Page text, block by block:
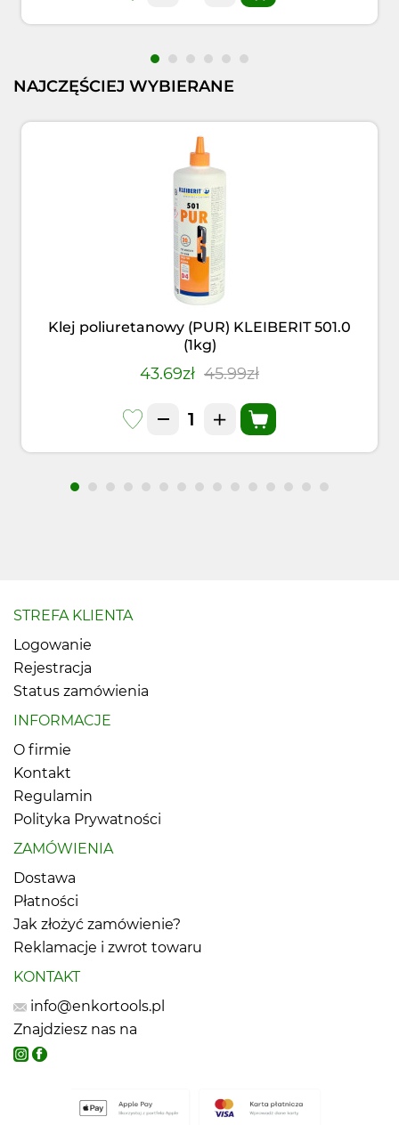
NAJCZĘŚCIEJ WYBIERANE
Klej poliuretanowy (PUR) KLEIBERIT 501.0
(1kg)
43.69zł 45.99zł
STREFA KLIENTA
Logowanie
Rejestracja
Status zamówienia
INFORMACJE
O firmie
Kontakt
Regulamin
Polityka Prywatności
ZAMÓWIENIA
Dostawa
Płatności
Jak złożyć zamówienie?
Reklamacje i zwrot towaru
KONTAKT
info@enkortools.pl
Znajdziesz nas na